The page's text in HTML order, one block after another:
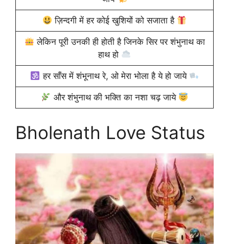
ज़िन्दगी में हर कोई खुशियों को सजाता है
लेकिन पूरी उनकी ही होती है जिनके सिर पर शंभुनाथ का
हाथ हो
हर साँस में शंभूनाथ रे, ओ मेरा भोला है ये हो जाये
और शंभुनाथ की भक्ति का नशा चढ़ जाये
Bholenath Love Status